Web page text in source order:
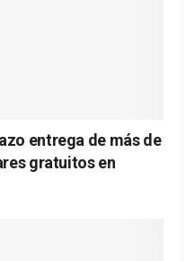
entrega de más de
gratuitos en